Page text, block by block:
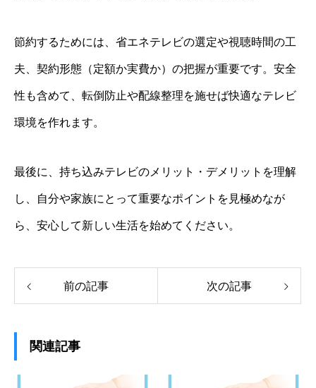
節約するためには、省エネテレビの選定や視聴時間の工
夫、契約形態（定額か実費か）の把握が重要です。安全
性も含めて、転倒防止や配線整理を施せば快適なテレビ
環境を作れます。
最後に、持ち込みテレビのメリット・デメリットを理解
し、自分や家族にとって重要なポイントを見極めなが
ら、安心して新しい生活を始めてください。
前の記事 次の記事
関連記事